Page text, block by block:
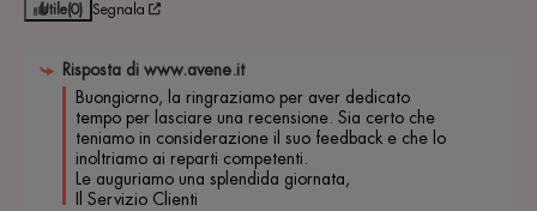
Utile(0) Segnala
Risposta di www.avene.it
Buongiorno, la ringraziamo per aver dedicato
tempo per lasciare una recensione. Sia certo che
teniamo in considerazione il suo feedback e che lo
inoltriamo ai reparti competenti.
Le auguriamo una splendida giornata,
Il Servizio Clienti